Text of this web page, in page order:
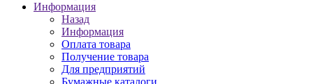
Информация
Назад
Информация
Оплата товара
Получение товара
Для предприятий
Бумажные каталоги